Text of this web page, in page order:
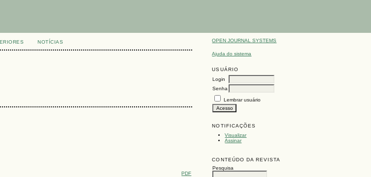
OPEN JOURNAL SYSTEMS
Ajuda do sistema
USUÁRIO
Login
Senha
Lembrar usuário
NOTIFICAÇÕES
Visualizar
Assinar
CONTEÚDO DA REVISTA
Pesquisa
NOTÍCIAS
PDF